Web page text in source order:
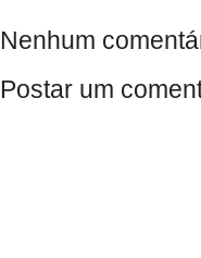
Nenhum
Postar um